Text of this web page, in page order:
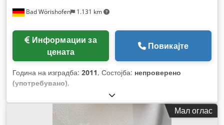
Bad Wörishofen 1.131 km
цената
Повикајте
Година на изградба: 2011, Состојба: непроверено
(употребувано),
Мал оглас